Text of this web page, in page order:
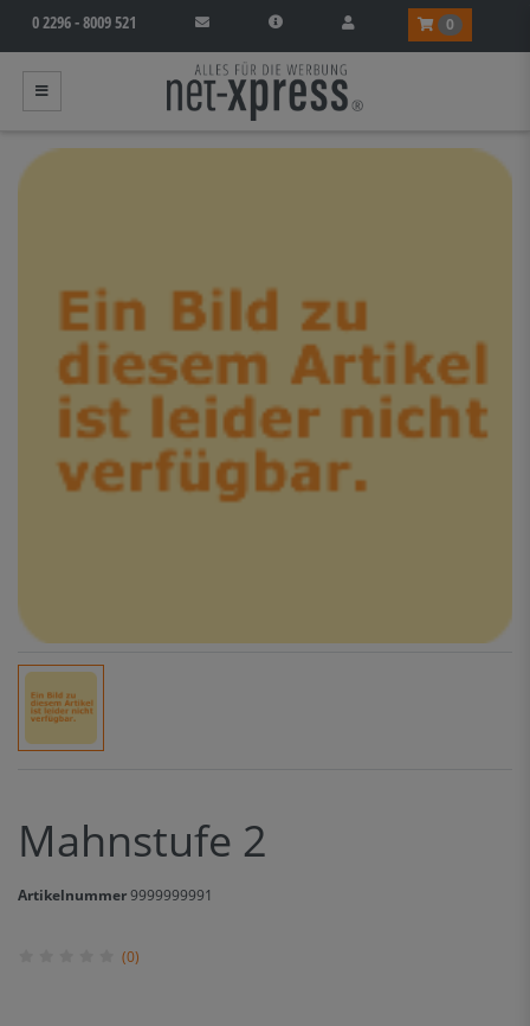
0 2296 - 8009 521 0
Mahnstufe 2
Artikelnummer9999999991
(0)